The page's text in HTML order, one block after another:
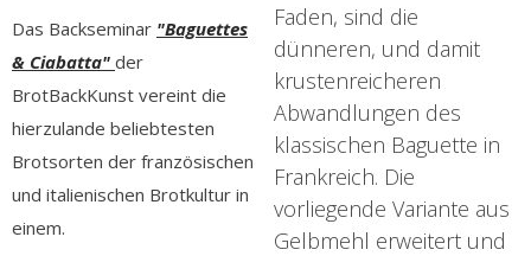
Das Backseminar "Baguettes
& Ciabatta" der
BrotBackKunst vereint die
hierzulande beliebtesten
Brotsorten der französischen
und italienischen Brotkultur in
einem.
Faden, sind die
dünneren, und damit
krustenreicheren
Abwandlungen des
klassischen Baguette in
Frankreich. Die
vorliegende Variante aus
Gelbmehl erweitert und